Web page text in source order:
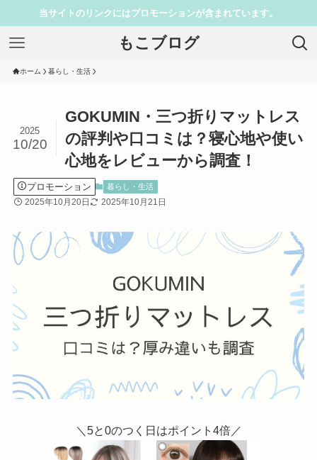
当サイトのリンクにはプロモーションが含まれています。
もこブログ
ホーム 暮らし・生活
GOKUMIN・三つ折りマットレス
の評判や口コミは？寝心地や使い
心地をレビューから調査！
2025
10/20
プロモーション 暮らし・生活
2025年10月20日 2025年10月21日
＼5と0のつく日はポイント4倍／